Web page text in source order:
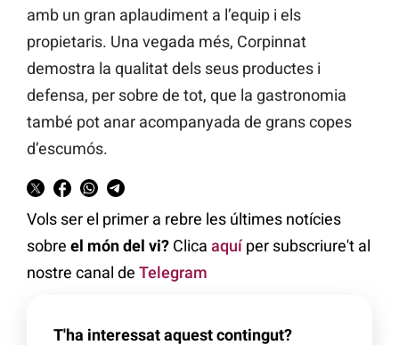
amb un gran aplaudiment a l’equip i els
propietaris. Una vegada més, Corpinnat
demostra la qualitat dels seus productes i
defensa, per sobre de tot, que la gastronomia
també pot anar acompanyada de grans copes
d’escumós.
Vols ser el primer a rebre les últimes notícies
sobre el món del vi? Clica aquíper subscriure't al
nostre canal de Telegram
T'ha interessat aquest contingut?